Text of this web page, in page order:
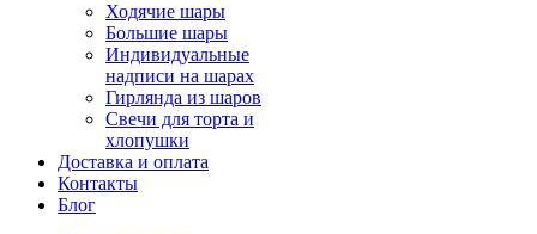
Ходячие шары
Большие шары
Индивидуальные
надписи на шарах
Гирлянда из шаров
Свечи для торта и
хлопушки
Доставка и оплата
Контакты
Блог